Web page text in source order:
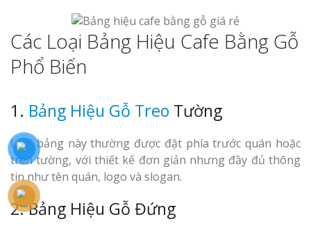
Các Loại Bảng Hiệu Cafe Bằng Gỗ
Phổ Biến
1. Bảng Hiệu Gỗ Treo Tường
Loại bảng này thường được đặt phía trước quán hoặc
trên tường, với thiết kế đơn giản nhưng đầy đủ thông
tin như tên quán, logo và slogan.
2. Bảng Hiệu Gỗ Đứng